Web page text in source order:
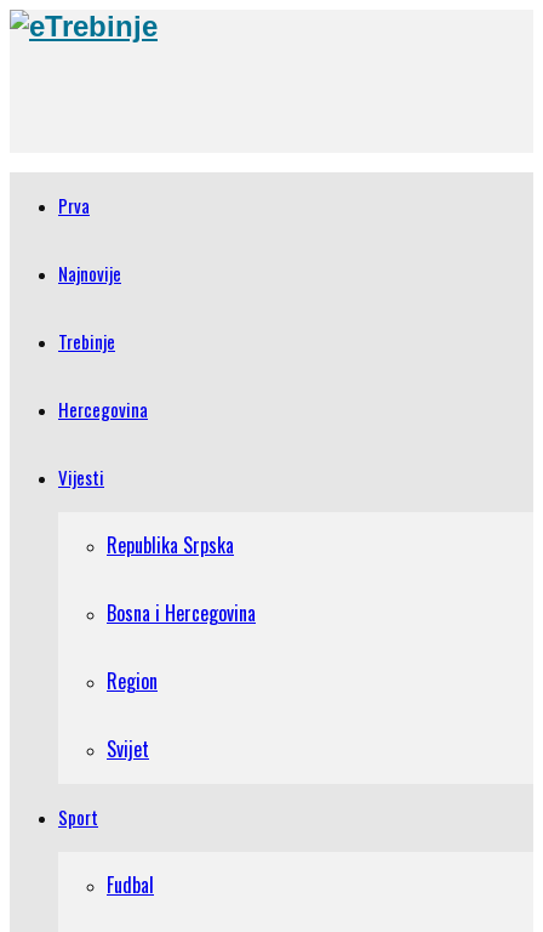
Prva
Najnovije
Trebinje
Hercegovina
Vijesti
Republika Srpska
Bosna i Hercegovina
Region
Svijet
Sport
Fudbal